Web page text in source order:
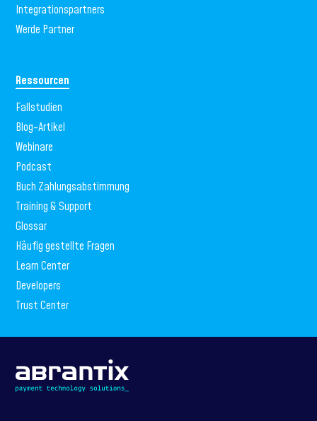
Integrationspartners
Werde Partner
Ressourcen
Fallstudien
Blog-Artikel
Webinare
Podcast
Buch Zahlungsabstimmung
Training & Support
Glossar
Häufig gestellte Fragen
Learn Center
Developers
Trust Center